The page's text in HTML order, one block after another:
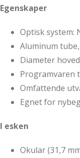
Egenskaper
Optisk system:
Aluminum
Diameter
Programvaren
Omfattende
Egnet for
I esken
Okular (31,7